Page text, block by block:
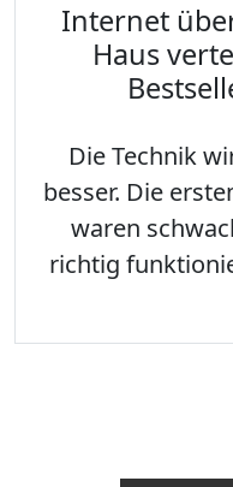
Internet
Haus
Die Technik
besser. Die
waren
richtig